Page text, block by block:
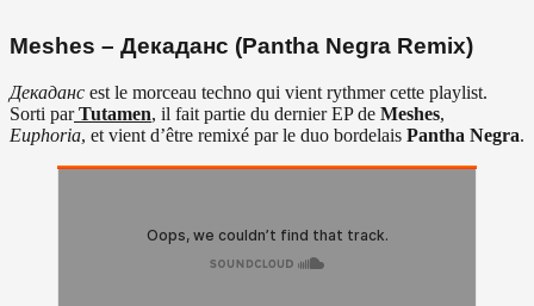
Meshes – Декаданс (Pantha Negra Remix)
Декаданс est le morceau techno qui vient rythmer cette playlist.
Sorti parTutamen, il fait partie du dernier EP de Meshes,
Euphoria, et vient d’être remixé par le duo bordelais Pantha Negra.